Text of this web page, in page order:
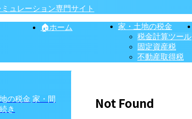
ュレーション専門サイト
🏠ホーム
家・土地の税金
税金計算ツール
固定資産税
不動産取得税
Not Found
の税金 家・間
き